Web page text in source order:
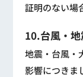
証明のない場
10.台風・
地震・台風・
影響につきま